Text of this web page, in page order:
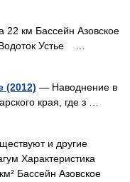
22 км Бассейн Азовское
Устье …
(2012) — Наводнение в
края, где з …
и другие
Характеристика
Бассейн Азовское